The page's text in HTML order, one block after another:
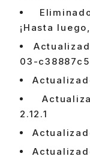
¡Hasta
03-c38887c5
2.12.1